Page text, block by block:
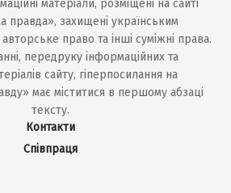
матеріали, розміщені на сайті
правда», захищені українським
право та інші суміжні права.
передруку інформаційних та
сайту, гіперпосилання на
має міститися в першому абзаці
тексту.
Контакти
Співпраця